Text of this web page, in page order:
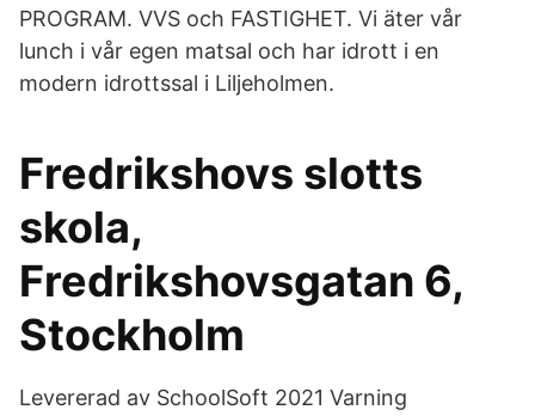
PROGRAM. VVS och FASTIGHET. Vi äter vår
lunch i vår egen matsal och har idrott i en
modern idrottssal i Liljeholmen.
Fredrikshovs slotts
skola,
Fredrikshovsgatan 6,
Stockholm
Levererad av SchoolSoft 2021 Varning